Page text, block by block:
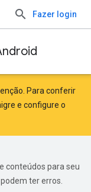
Fazer login
Para conferir
e configure o
conteúdos para seu
ter erros.